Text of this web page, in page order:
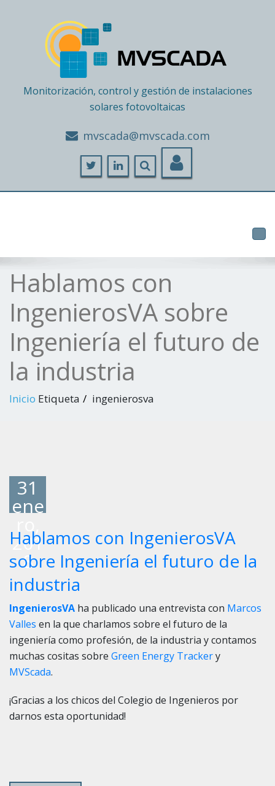
Monitorización, control y gestión de instalaciones
solares fotovoltaicas
moc.adacsvm@adacsvm
Hablamos con
IngenierosVA sobre
Ingeniería el futuro de
la industria
Inicio Etiqueta ingenierosva
31
ene
201
8
Hablamos con IngenierosVA
sobre Ingeniería el futuro de la
industria
IngenierosVA ha publicado una entrevista con Marcos
Valles en la que charlamos sobre el futuro de la
ingeniería como profesión, de la industria y contamos
muchas cositas sobre Green Energy Trackery
MVScada.
¡Gracias a los chicos del Colegio de Ingenieros por
darnos esta oportunidad!